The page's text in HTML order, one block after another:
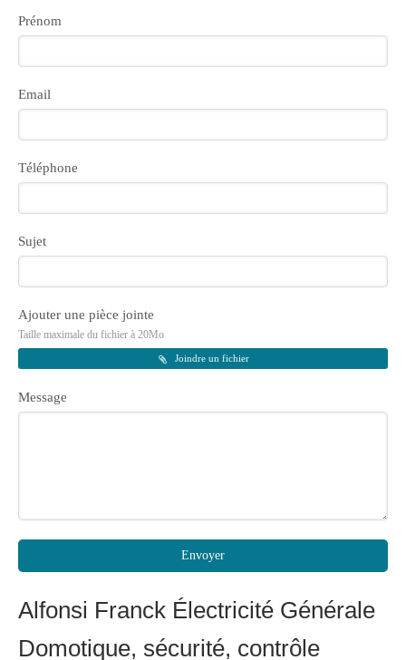
Prénom
Email
Téléphone
Sujet
Ajouter une pièce jointe
Taille maximale du fichier à 20Mo
Joindre un fichier
Message
Envoyer
Alfonsi Franck Électricité Générale
Domotique, sécurité, contrôle